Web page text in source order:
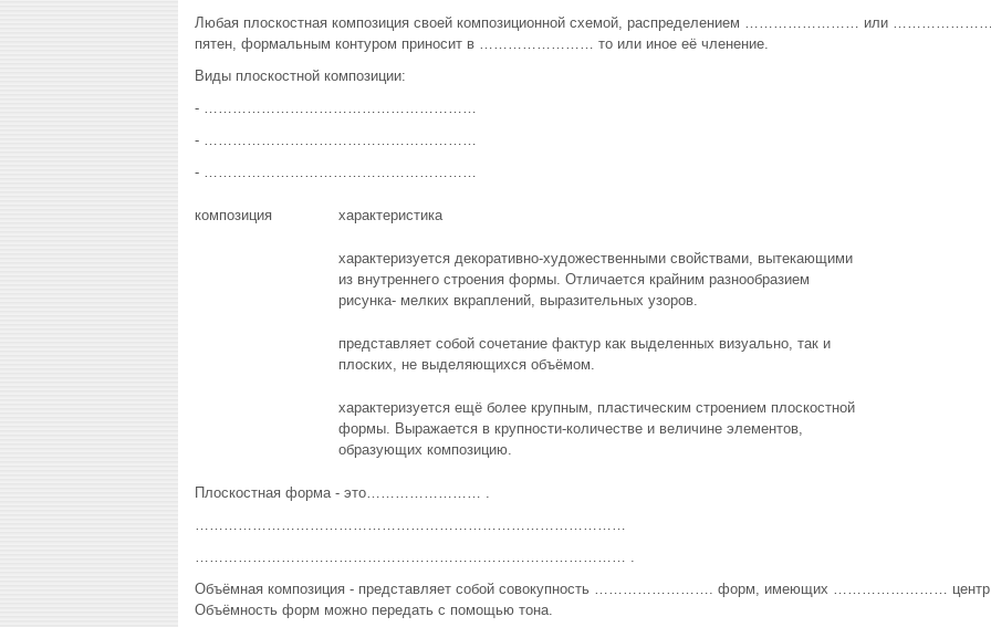
Любая плоскостная композиция своей композиционной схемой, распределением …………………… или
пятен, формальным контуром приносит в …………………… то или иное её членение.
Виды плоскостной композиции:
- …………………………………………………
- …………………………………………………
- …………………………………………………
композиция характеристика
характеризуется декоративно-художественными свойствами, вытекающими
из внутреннего строения формы. Отличается крайним разнообразием
рисунка- мелких вкраплений, выразительных узоров.
представляет собой сочетание фактур как выделенных визуально, так и
плоских, не выделяющихся объёмом.
характеризуется ещё более крупным, пластическим строением плоскостной
формы. Выражается в крупности-количестве и величине элементов,
образующих композицию.
Плоскостная форма - это…………………… .
………………………………………………………………………………
……………………………………………………………………………… .
Объёмная композиция - представляет собой совокупность ……………………. форм, имеющих ……………………
Объёмность форм можно передать с помощью тона.